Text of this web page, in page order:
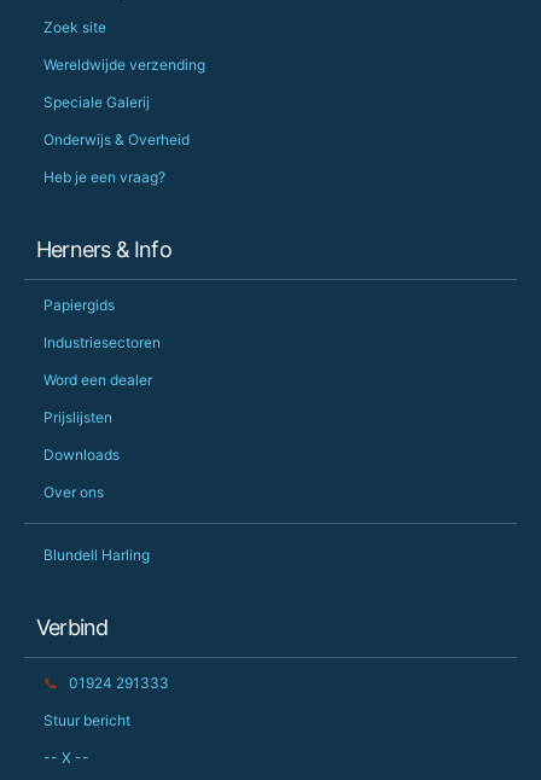
Zoek site
Wereldwijde verzending
Speciale Galerij
Onderwijs & Overheid
Heb je een vraag?
Herners & Info
Papiergids
Industriesectoren
Word een dealer
Prijslijsten
Downloads
Over ons
Blundell Harling
Verbind
📞 01924 291333
Stuur bericht
-- X --